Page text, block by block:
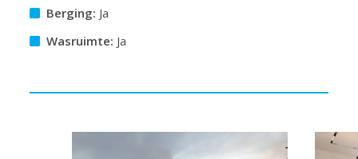
Berging: Ja
Wasruimte: Ja